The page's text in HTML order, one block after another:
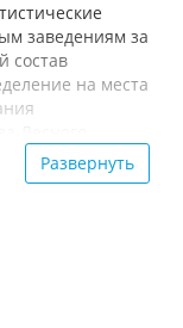
заведениям за
состав
на места
по
Развернуть